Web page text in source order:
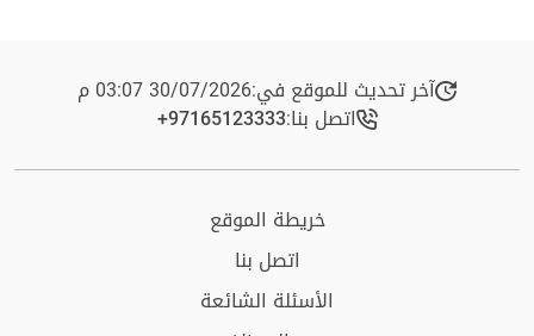
آخر تحديث للموقع في:30/07/2026 03:07 م
اتصل بنا:+97165123333​
خريطة الموقع
اتصل بنا
الأسئلة الشائعة